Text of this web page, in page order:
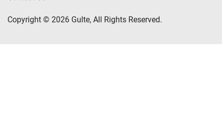
Copyright © 2026 Gulte, All Rights Reserved.